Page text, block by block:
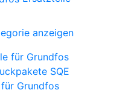
anzeigen
Grundfos